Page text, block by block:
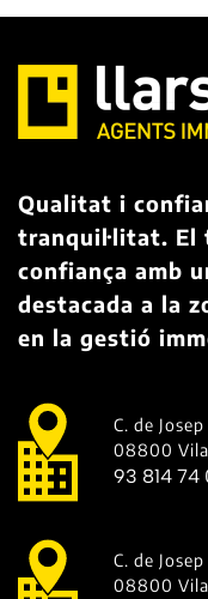
Qualitat i
tranquil·litat. El
confiança amb
destacada a la
en la gestió
C. de
08800
93 814 74
C. de
08800